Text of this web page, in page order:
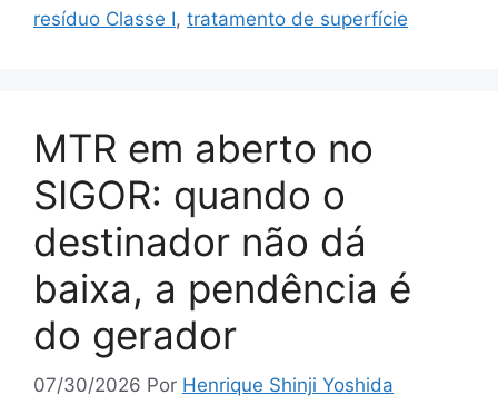
resíduo Classe I, tratamento de superfície
MTR em aberto no
SIGOR: quando o
destinador não dá
baixa, a pendência é
do gerador
07/30/2026 Por Henrique Shinji Yoshida